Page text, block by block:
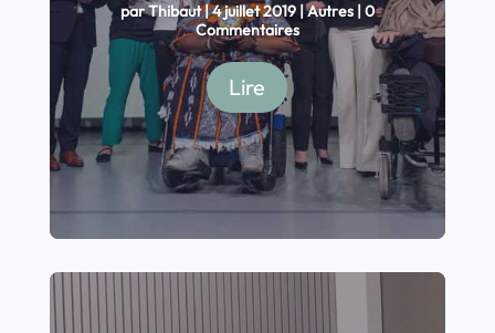
parThibaut|4 juillet 2019|Autres| 0
Commentaires
Lire